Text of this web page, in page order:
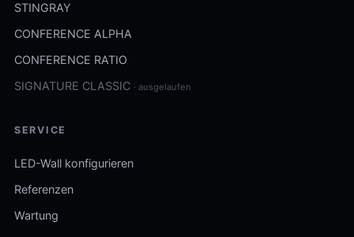
STINGRAY
CONFERENCE ALPHA
CONFERENCE RATIO
SIGNATURE CLASSIC · ausgelaufen
SERVICE
LED-Wall konfigurieren
Referenzen
Wartung